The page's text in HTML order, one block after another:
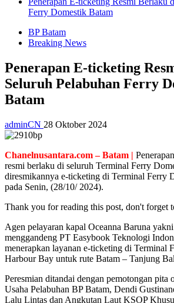
Ferry Domestik Batam
BP Batam
Breaking News
Penerapan E-ticketing
Seluruh Pelabuhan Ferry
Batam
adminCN 28 Oktober 2024
Chanelnusantara.com – Batam |
resmi berlaku di seluruh Terminal Ferry
diresmikannya e-ticketing di Terminal Ferry
pada Senin, (28/10/ 2024).
Thank you for reading this post, don't forget
Agen pelayaran kapal Oceanna Baruna
menggandeng PT Easybook Teknologi
menerapkan layanan e-ticketing di Terminal
Harbour Bay untuk rute Batam – Tanjung
Peresmian ditandai dengan pemotongan pita
Usaha Pelabuhan BP Batam, Dendi
Lalu Lintas dan Angkutan Laut KSOP